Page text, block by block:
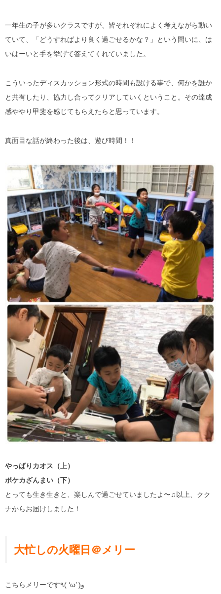
一年生の子が多いクラスですが、皆それぞれによく考えながら動い
ていて、「どうすればより良く過ごせるかな？」という問いに、は
いはーいと手を挙げて答えてくれていました。
こういったディスカッション形式の時間も設ける事で、何かを誰か
と共有したり、協力し合ってクリアしていくということ。その達成
感ややり甲斐を感じてもらえたらと思っています。
真面目な話が終わった後は、遊び時間！！
やっぱりカオス（上）
ポケカざんまい（下）
とっても生き生きと、楽しんで過ごせていましたよ〜♫以上、クク
ナからお届けしました！
大忙しの火曜日＠メリー
こちらメリーです٩( ‘ω’ )و